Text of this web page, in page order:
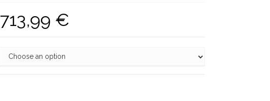
713,99 €